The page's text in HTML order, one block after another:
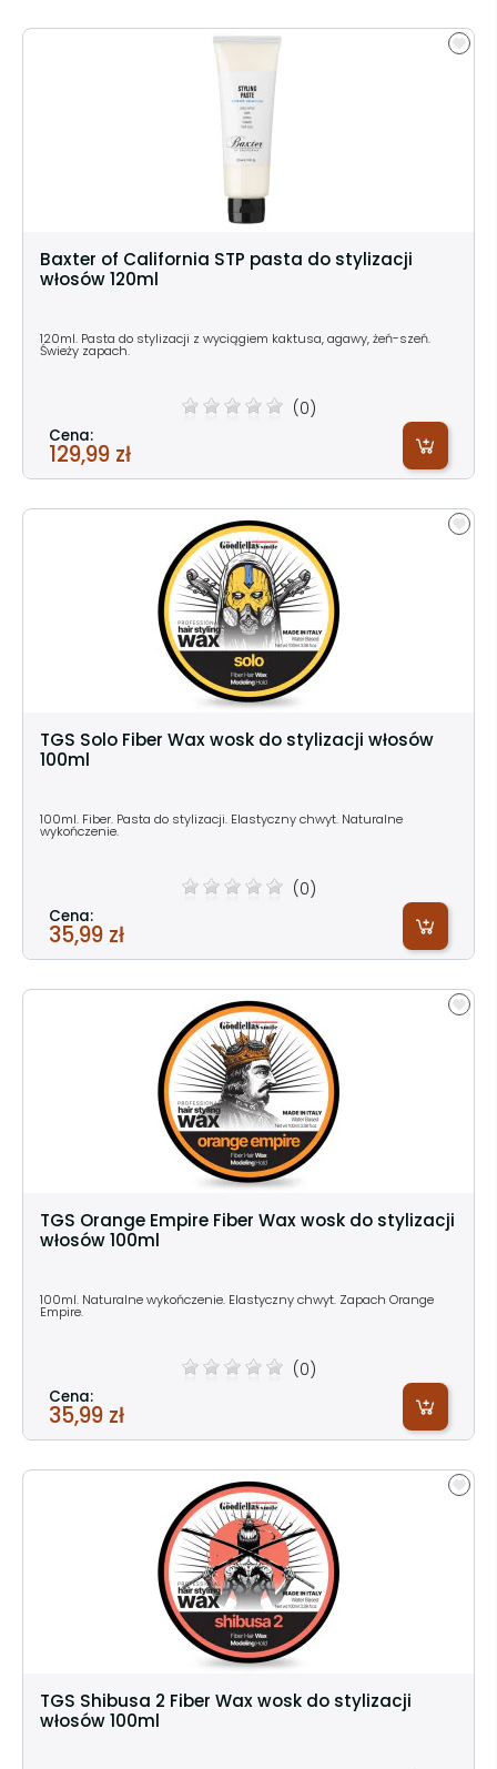
Baxter of California STP pasta do stylizacji
włosów 120ml
120ml. Pasta do stylizacji z wyciągiem kaktusa, agawy, żeń-szeń.
Świeży zapach.
(0)
Cena:
129,99 zł
TGS Solo Fiber Wax wosk do stylizacji włosów
100ml
100ml. Fiber. Pasta do stylizacji. Elastyczny chwyt. Naturalne
wykończenie.
(0)
Cena:
35,99 zł
TGS Orange Empire Fiber Wax wosk do stylizacji
włosów 100ml
100ml. Naturalne wykończenie. Elastyczny chwyt. Zapach Orange
Empire.
(0)
Cena:
35,99 zł
TGS Shibusa 2 Fiber Wax wosk do stylizacji
włosów 100ml